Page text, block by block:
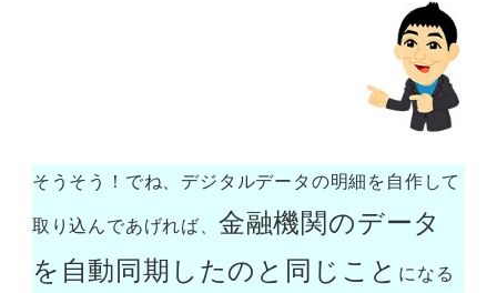
そうそう！でね、デジタルデータの明細を自作して
取り込んであげれば、 金融機関のデータ
を自動同期したのと同じこと になる